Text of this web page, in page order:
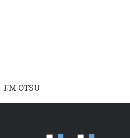
FM OTSU